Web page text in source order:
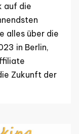
auf die
alles über die
in Berlin,
Zukunft der